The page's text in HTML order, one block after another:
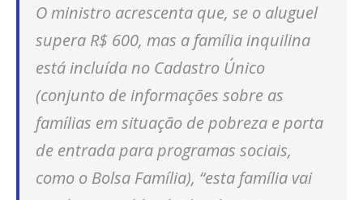
O ministro acrescenta que, se o aluguel
supera R$ 600, mas a família inquilina
está incluída no Cadastro Único
(conjunto de informações sobre as
famílias em situação de pobreza e porta
de entrada para programas sociais,
como o Bolsa Família), “esta família vai